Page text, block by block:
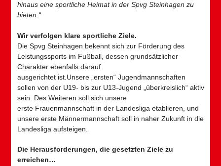
hinaus eine sportliche Heimat in der Spvg Steinhagen zu
bieten.“
Wir verfolgen klare sportliche Ziele.
Die Spvg Steinhagen bekennt sich zur Förderung des
Leistungssports im Fußball, dessen grundsätzlicher
Charakter ebenfalls darauf
ausgerichtet ist.Unsere „ersten“ Jugendmannschaften
sollen von der U19- bis zur U13-Jugend „überkreislich“ aktiv
sein. Des Weiteren soll sich unsere
erste Frauenmannschaft in der Landesliga etablieren, und
unsere erste Männermannschaft soll in naher Zukunft in die
Landesliga aufsteigen.
Die Herausforderungen, die gesetzten Ziele zu
erreichen…